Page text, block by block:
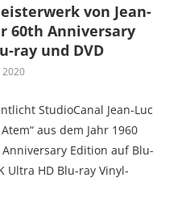
von Jean-
60th Anniversary
ray und DVD
2020
StudioCanal Jean-Luc
aus dem Jahr 1960
Edition auf Blu-
Ultra HD Blu-ray Vinyl-